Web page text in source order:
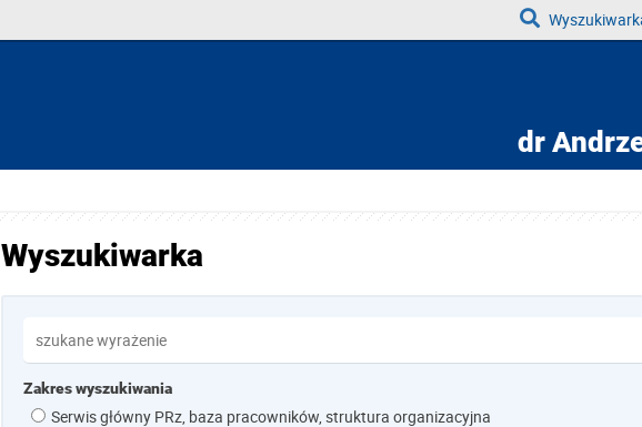
dr
Wyszukiwarka
Zakres wyszukiwania
Serwis główny PRz, baza pracowników, struktura organizacyjna